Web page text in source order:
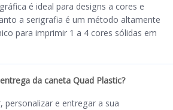
é ideal para designs a cores e
a serigrafia é um método altamente
para imprimir 1 a 4 cores sólidas em
da caneta Quad Plastic?
personalizar e entregar a sua